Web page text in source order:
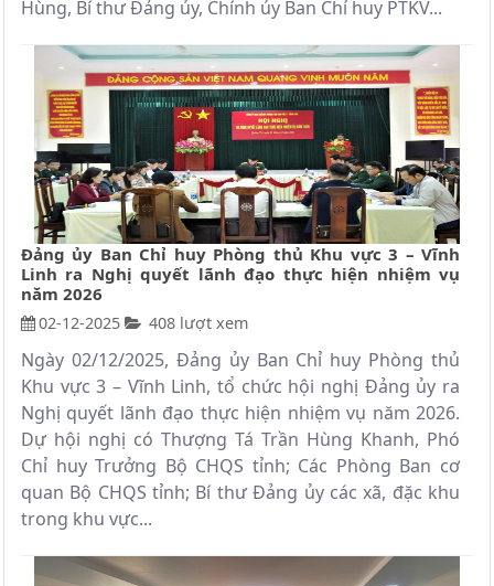
Hùng, Bí thư Đảng ủy, Chính ủy Ban Chỉ huy PTKV...
Đảng ủy Ban Chỉ huy Phòng thủ Khu vực 3 – Vĩnh
Linh ra Nghị quyết lãnh đạo thực hiện nhiệm vụ
năm 2026
02-12-2025 408 lượt xem
Ngày 02/12/2025, Đảng ủy Ban Chỉ huy Phòng thủ
Khu vực 3 – Vĩnh Linh, tổ chức hội nghị Đảng ủy ra
Nghị quyết lãnh đạo thực hiện nhiệm vụ năm 2026.
Dự hội nghị có Thượng Tá Trần Hùng Khanh, Phó
Chỉ huy Trưởng Bộ CHQS tỉnh; Các Phòng Ban cơ
quan Bộ CHQS tỉnh; Bí thư Đảng ủy các xã, đặc khu
trong khu vực...